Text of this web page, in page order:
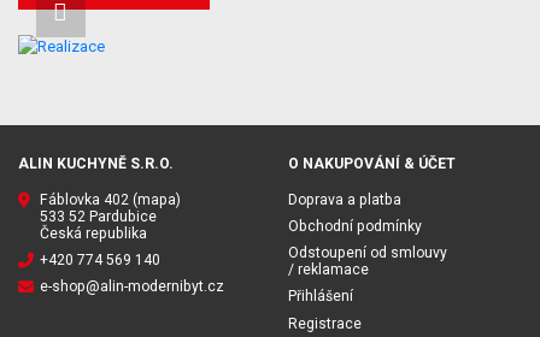
ALIN KUCHYNĚ S.R.O.
Fáblovka 402 (mapa)
533 52 Pardubice
Česká republika
+420 774 569 140
e-shop@alin-modernibyt.cz
O NAKUPOVÁNÍ & ÚČET
Doprava a platba
Obchodní podmínky
Odstoupení od smlouvy
/ reklamace
Přihlášení
Registrace